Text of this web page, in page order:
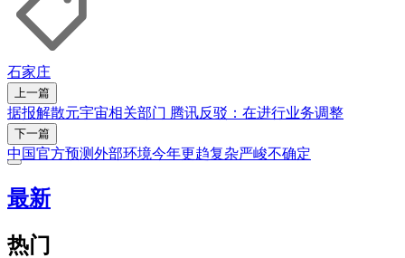
石家庄
上一篇
据报解散元宇宙相关部门 腾讯反驳：在进行业务调整
下一篇
中国官方预测外部环境今年更趋复杂严峻不确定
最新
热门